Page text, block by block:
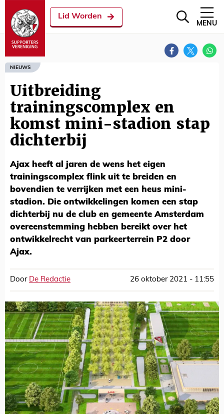
Lid Worden
MENU
NIEUWS
Uitbreiding
trainingscomplex en
komst mini-stadion stap
dichterbij
Ajax heeft al jaren de wens het eigen
trainingscomplex flink uit te breiden en
bovendien te verrijken met een heus mini-
stadion. Die ontwikkelingen komen een stap
dichterbij nu de club en gemeente Amsterdam
overeenstemming hebben bereikt over het
ontwikkelrecht van parkeerterrein P2 door
Ajax.
Door De Redactie 26 oktober 2021 - 11:55